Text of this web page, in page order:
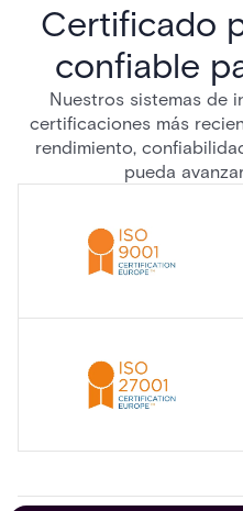
Certificado
confiable
Nuestros sistemas de
certificaciones más
rendimiento,
pueda